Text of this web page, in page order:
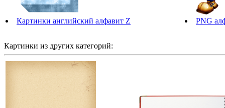
Картинки английский алфавит Z PNG
Картинки из других категорий: